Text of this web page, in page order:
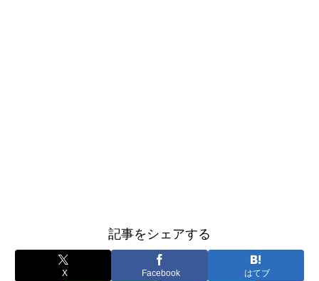
記事をシェアする
X Facebook はてブ